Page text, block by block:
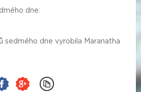
dne:
sedmého dne vyrobila Maranatha